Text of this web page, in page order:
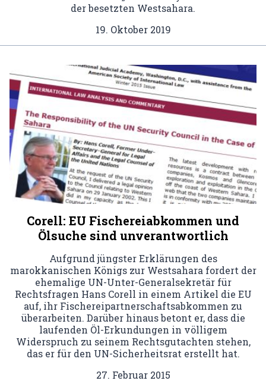
der besetzten Westsahara.
19. Oktober 2019
Corell: EU Fischereiabkommen und
Ölsuche sind unverantwortlich
Aufgrund jüngster Erklärungen des
marokkanischen Königs zur Westsahara fordert der
ehemalige UN-Unter-Generalsekretär für
Rechtsfragen Hans Corell in einem Artikel die EU
auf, ihr Fischereipartnerschaftsabkommen zu
überarbeiten. Darüber hinaus betont er, dass die
laufenden Öl-Erkundungen in völligem
Widerspruch zu seinem Rechtsgutachten stehen,
das er für den UN-Sicherheitsrat erstellt hat.
27. Februar 2015